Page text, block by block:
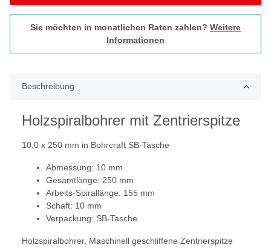
Sie möchten in monatlichen Raten zahlen? Weitere
Informationen
Beschreibung
Holzspiralbohrer mit Zentrierspitze
10,0 x 250 mm in Bohrcraft SB-Tasche
Abmessung: 10 mm
Gesamtlänge: 250 mm
Arbeits-Spirallänge: 155 mm
Schaft: 10 mm
Verpackung: SB-Tasche
Holzspiralbohrer. Maschinell geschliffene Zentrierspitze